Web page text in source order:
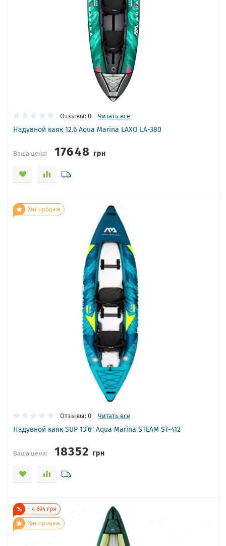
Отзывы: 0 Читать все
Надувной каяк 12.6 Aqua Marina LAXO LA-380
Ваша цена: 17648грн
Хит продаж
Отзывы: 0 Читать все
Надувной каяк SUP 13’6″ Aqua Marina STEAM ST-412
Ваша цена: 18352грн
-4 694 грн
Хит продаж